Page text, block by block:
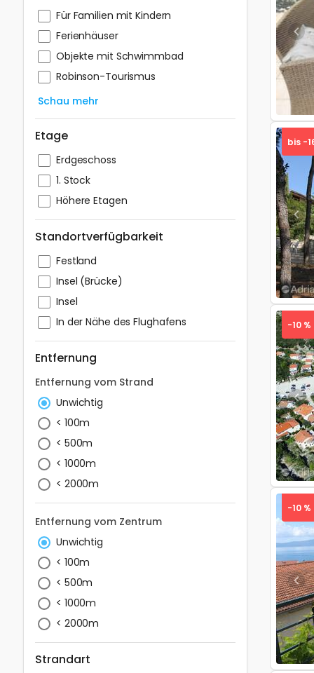
Für Familien mit Kindern
Ferienhäuser
Objekte mit Schwimmbad
Robinson-Tourismus
Schau mehr
Etage
Erdgeschoss
1. Stock
Höhere Etagen
Standortverfügbarkeit
Festland
Insel (Brücke)
Insel
In der Nähe des Flughafens
Entfernung
Entfernung vom Strand
Unwichtig
< 100m
< 500m
< 1000m
< 2000m
Entfernung vom Zentrum
Unwichtig
< 100m
< 500m
< 1000m
< 2000m
Strandart
bis -
-10 %
-10 %